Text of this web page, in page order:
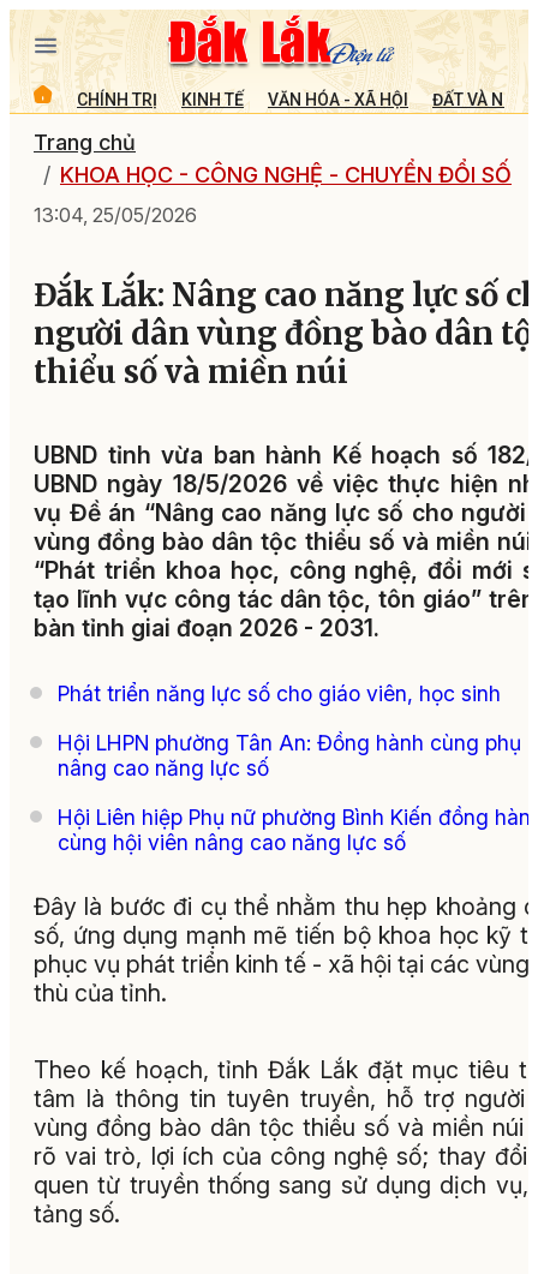
CHÍNH TRỊ KINH TẾ VĂN HÓA - XÃ HỘI ĐẤT VÀ
Trang chủ
KHOA HỌC - CÔNG NGHỆ - CHUYỂN ĐỔI SỐ
13:04, 25/05/2026
Đắk Lắk: Nâng cao năng lực số
người dân vùng đồng bào dân
thiểu số và miền núi
UBND tỉnh vừa ban hành Kế hoạch số 182/
UBND ngày 18/5/2026 về việc thực hiện
vụ Đề án “Nâng cao năng lực số cho người
vùng đồng bào dân tộc thiểu số và miền
“Phát triển khoa học, công nghệ, đổi mới
tạo lĩnh vực công tác dân tộc, tôn giáo”
bàn tỉnh giai đoạn 2026 - 2031.
Phát triển năng lực số cho giáo viên, học sinh
Hội LHPN phường Tân An: Đồng hành cùng phụ
nâng cao năng lực số
Hội Liên hiệp Phụ nữ phường Bình Kiến đồng
cùng hội viên nâng cao năng lực số
Đây là bước đi cụ thể nhằm thu hẹp khoảng
số, ứng dụng mạnh mẽ tiến bộ khoa học kỹ
phục vụ phát triển kinh tế - xã hội tại các vùng
thù của tỉnh.
Theo kế hoạch, tỉnh Đắk Lắk đặt mục tiêu
tâm là thông tin tuyên truyền, hỗ trợ người
vùng đồng bào dân tộc thiểu số và miền núi
rõ vai trò, lợi ích của công nghệ số; thay đổi
quen từ truyền thống sang sử dụng dịch vụ,
tảng số.